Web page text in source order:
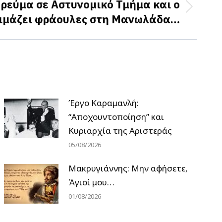
σε Αστυνομικό Τμήμα και ο
φράουλες στη Μανωλάδα…
Έργο Καραμανλή:
“Αποχουντοποίηση” και
Κυριαρχία της Αριστεράς
05/08/2026
Μακρυγιάννης: Μην αφήσετε,
Άγιοί μου…
01/08/2026